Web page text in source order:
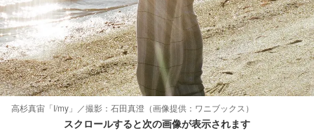
高杉真宙「I/my」／撮影：石田真澄（画像提供：ワニブックス）
スクロールすると次の画像が表示されます